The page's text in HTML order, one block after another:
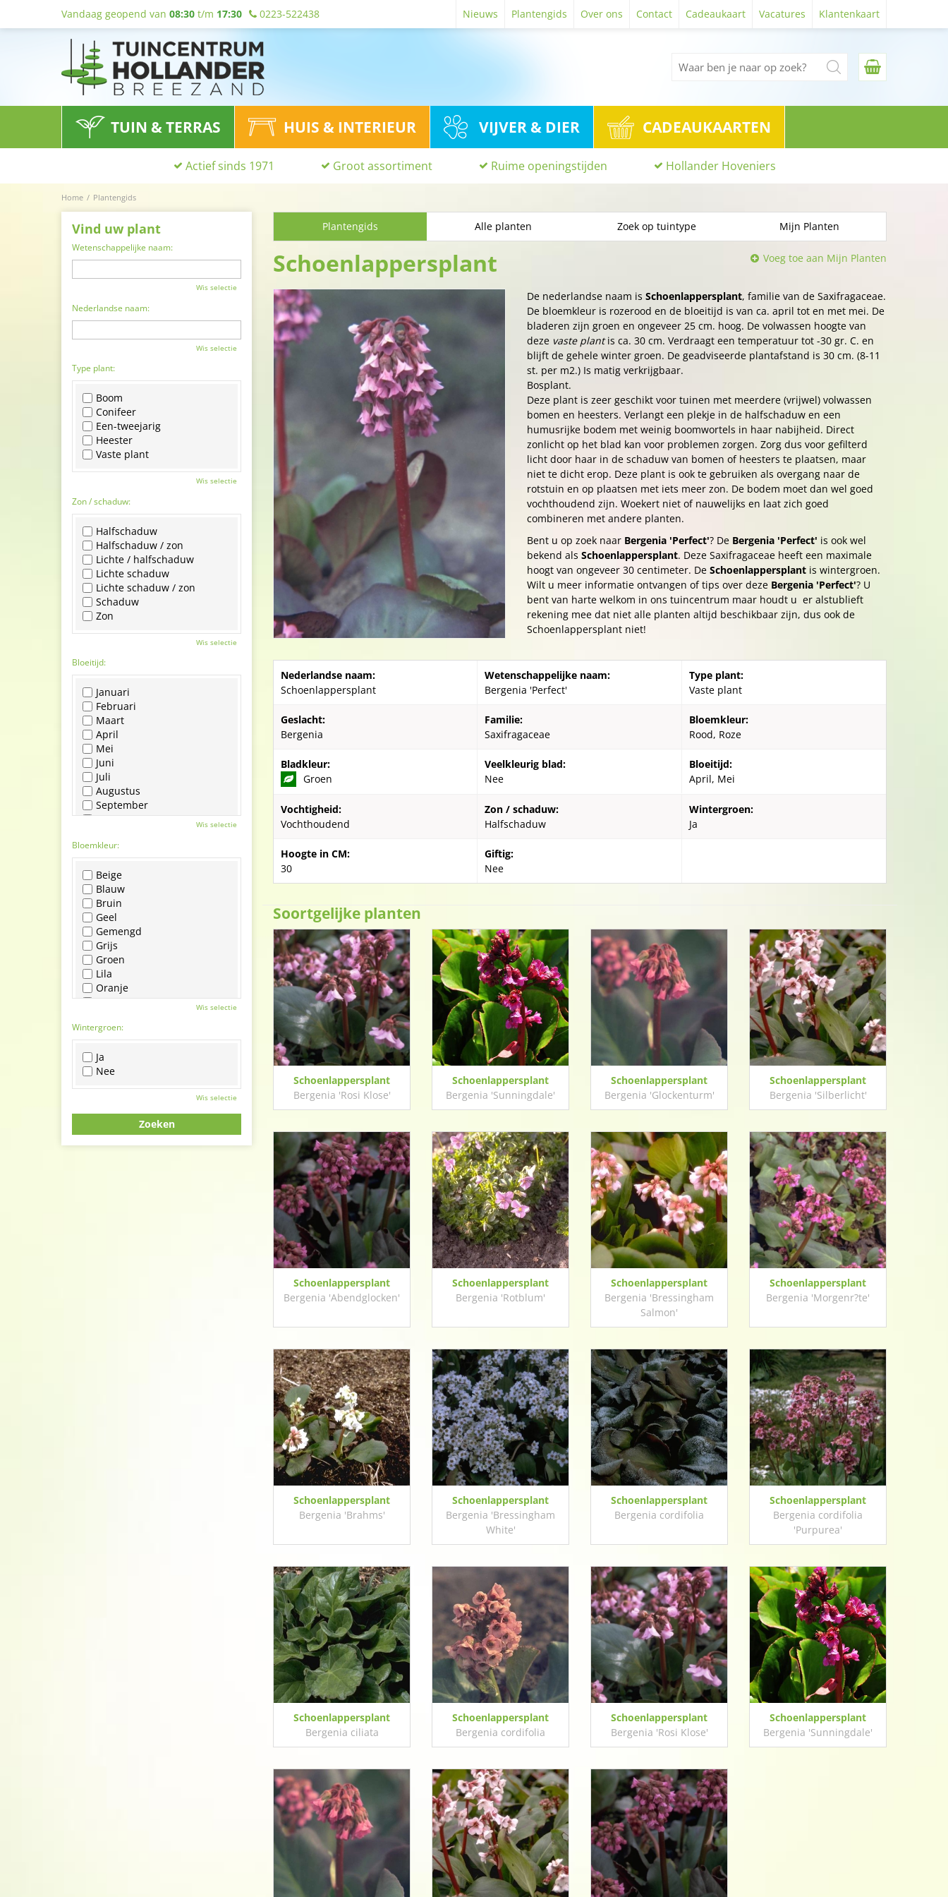
Home Plantengids
Vandaag geopend van 08:30 t/m 17:30 0223-522438 Nieuws Plantengids Over ons Contact Cadeaukaart Vacatures Klantenkaart
TUIN & TERRAS HUIS & INTERIEUR VIJVER & DIER CADEAUKAARTEN
Actief sinds 1971 Groot assortiment Ruime openingstijden Hollander Hoveniers
Plantengids Alle planten Zoek op tuintype Mijn Planten
Schoenlappersplant Voeg toe aan Mijn Planten
De nederlandse naam is Schoenlappersplant, familie van de Saxifragaceae.
De bloemkleur is rozerood en de bloeitijd is van ca. april tot en met mei. De
bladeren zijn groen en ongeveer 25 cm. hoog. De volwassen hoogte van
deze vaste plantis ca. 30 cm. Verdraagt een temperatuur tot -30 gr. C. en
blijft de gehele winter groen. De geadviseerde plantafstand is 30 cm. (8-11
st. per m2.) Is matig verkrijgbaar.
Bosplant.
Deze plant is zeer geschikt voor tuinen met meerdere (vrijwel) volwassen
bomen en heesters. Verlangt een plekje in de halfschaduw en een
humusrijke bodem met weinig boomwortels in haar nabijheid. Direct
zonlicht op het blad kan voor problemen zorgen. Zorg dus voor gefilterd
licht door haar in de schaduw van bomen of heesters te plaatsen, maar
niet te dicht erop. Deze plant is ook te gebruiken als overgang naar de
rotstuin en op plaatsen met iets meer zon. De bodem moet dan wel goed
vochthoudend zijn. Woekert niet of nauwelijks en laat zich goed
combineren met andere planten.
Bent u op zoek naar Bergenia 'Perfect'? De Bergenia 'Perfect' is ook wel
bekend als Schoenlappersplant. Deze Saxifragaceae heeft een maximale
hoogt van ongeveer 30 centimeter. De Schoenlappersplant is wintergroen.
Wilt u meer informatie ontvangen of tips over deze Bergenia 'Perfect'? U
bent van harte welkom in ons tuincentrum maar houdt u er alstublieft
rekening mee dat niet alle planten altijd beschikbaar zijn, dus ook de
Schoenlappersplant niet!
Nederlandse naam:
Schoenlappersplant
Wetenschappelijke naam:
Bergenia 'Perfect'
Type plant:
Vaste plant
Geslacht:
Bergenia
Familie:
Saxifragaceae
Bloemkleur:
Rood, Roze
Bladkleur:
Groen
Veelkleurig blad:
Nee
Bloeitijd:
April, Mei
Vochtigheid:
Vochthoudend
Zon / schaduw:
Halfschaduw
Wintergroen:
Ja
Hoogte in CM:
30
Giftig:
Nee
Soortgelijke planten
Schoenlappersplant
Bergenia 'Rosi Klose'
Schoenlappersplant
Bergenia 'Sunningdale'
Schoenlappersplant
Bergenia 'Glockenturm'
Schoenlappersplant
Bergenia 'Silberlicht'
Schoenlappersplant
Bergenia 'Abendglocken'
Schoenlappersplant
Bergenia 'Rotblum'
Schoenlappersplant
Bergenia 'Bressingham
Salmon'
Schoenlappersplant
Bergenia 'Morgenr?te'
Schoenlappersplant
Bergenia 'Brahms'
Schoenlappersplant
Bergenia 'Bressingham
White'
Schoenlappersplant
Bergenia cordifolia
Schoenlappersplant
Bergenia cordifolia
'Purpurea'
Schoenlappersplant
Bergenia ciliata
Schoenlappersplant
Bergenia cordifolia
Schoenlappersplant
Bergenia 'Rosi Klose'
Schoenlappersplant
Bergenia 'Sunningdale'
Vind uw plant
Wetenschappelijke naam:
Wis selectie
Nederlandse naam:
Wis selectie
Type plant:
Boom
Conifeer
Een-tweejarig
Heester
Vaste plant
Wis selectie
Zon / schaduw:
Halfschaduw
Halfschaduw / zon
Lichte / halfschaduw
Lichte schaduw
Lichte schaduw / zon
Schaduw
Zon
Wis selectie
Bloeitijd:
Januari
Februari
Maart
April
Mei
Juni
Juli
Augustus
September
Oktober
December
Wis selectie
Bloemkleur:
Beige
Blauw
Bruin
Geel
Gemengd
Grijs
Groen
Lila
Oranje
Paars
Roze
Wit
Zwart
Wis selectie
Wintergroen:
Ja
Nee
Wis selectie